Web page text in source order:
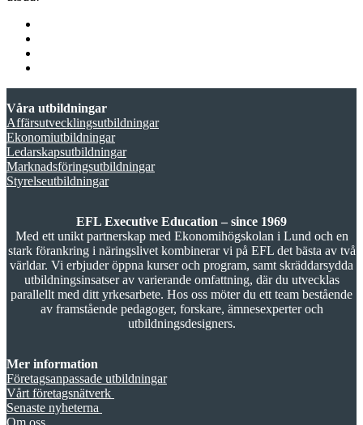
Våra utbildningar
Affärsutvecklingsutbildningar
Ekonomiutbildningar
Ledarskapsutbildningar
Marknadsföringsutbildningar
Styrelseutbildningar
EFL Executive Education – since 1969
Med ett unikt partnerskap med Ekonomihögskolan i Lund och en
stark förankring i näringslivet kombinerar vi på EFL det bästa av två
världar. Vi erbjuder öppna kurser och program, samt skräddarsydda
utbildningsinsatser av varierande omfattning, där du utvecklas
parallellt med ditt yrkesarbete. Hos oss möter du ett team bestående
av framstående pedagoger, forskare, ämnesexperter och
utbildningsdesigners.
Mer information
Företagsanpassade utbildningar
Vårt företagsnätverk
Senaste nyheterna
Om oss